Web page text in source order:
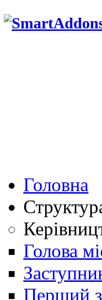
Головна
Голова
Перший